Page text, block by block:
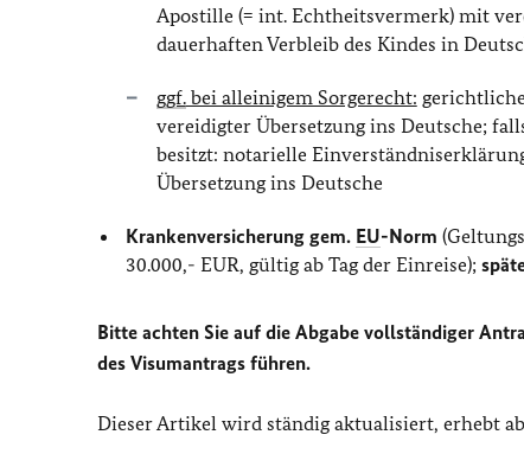
Apostille (= int. Echtheitsvermerk) mit
dauerhaften Verbleib des Kindes in
ggf.bei alleinigem Sorgerecht:
vereidigter Übersetzung ins Deutsche;
besitzt: notarielle
Übersetzung ins Deutsche
Krankenversicherung gem. EU-Norm
30.000,- EUR, gültig ab Tag der Einreise);
Bitte achten Sie auf die Abgabe vollständiger
des Visumantrags führen.
Dieser Artikel wird ständig aktualisiert, erhebt